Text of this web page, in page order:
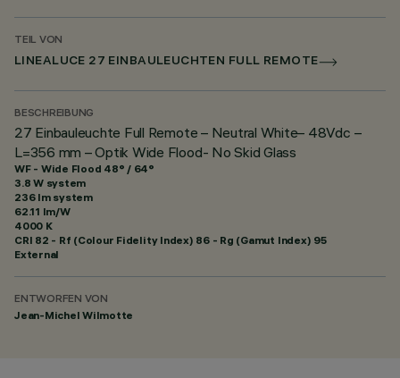
TEIL VON
LINEALUCE 27 EINBAULEUCHTEN FULL REMOTE
BESCHREIBUNG
27 Einbauleuchte Full Remote – Neutral White– 48Vdc –
L=356 mm – Optik Wide Flood- No Skid Glass
WF - Wide Flood 48° / 64°
3.8 W system
236 lm system
62.11 lm/W
4000 K
CRI 82 - Rf (Colour Fidelity Index) 86 - Rg (Gamut Index) 95
External
ENTWORFEN VON
Jean-Michel Wilmotte